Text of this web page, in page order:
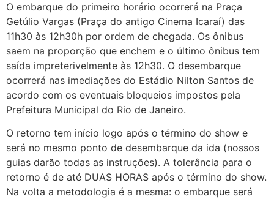
O embarque do primeiro horário ocorrerá na Praça
Getúlio Vargas (Praça do antigo Cinema Icaraí) das
11h30 às 12h30h por ordem de chegada. Os ônibus
saem na proporção que enchem e o último ônibus tem
saída impreterivelmente às 12h30. O desembarque
ocorrerá nas imediações do Estádio Nilton Santos de
acordo com os eventuais bloqueios impostos pela
Prefeitura Municipal do Rio de Janeiro.
O retorno tem início logo após o término do show e
será no mesmo ponto de desembarque da ida (nossos
guias darão todas as instruções). A tolerância para o
retorno é de até DUAS HORAS após o término do show.
Na volta a metodologia é a mesma: o embarque será